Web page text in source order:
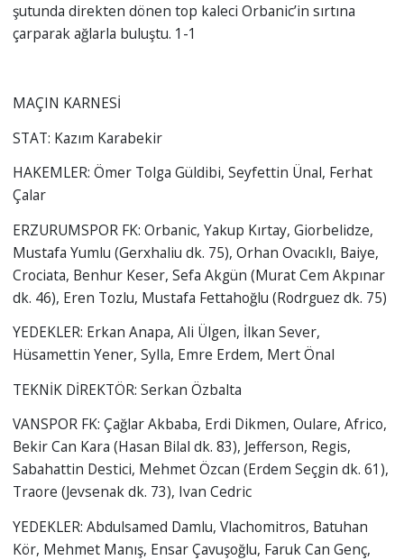
şutunda direkten dönen top kaleci Orbanic’in sırtına
çarparak ağlarla buluştu. 1-1
MAÇIN KARNESİ
STAT: Kazım Karabekir
HAKEMLER: Ömer Tolga Güldibi, Seyfettin Ünal, Ferhat
Çalar
ERZURUMSPOR FK: Orbanic, Yakup Kırtay, Giorbelidze,
Mustafa Yumlu (Gerxhaliu dk. 75), Orhan Ovacıklı, Baiye,
Crociata, Benhur Keser, Sefa Akgün (Murat Cem Akpınar
dk. 46), Eren Tozlu, Mustafa Fettahoğlu (Rodrguez dk. 75)
YEDEKLER: Erkan Anapa, Ali Ülgen, İlkan Sever,
Hüsamettin Yener, Sylla, Emre Erdem, Mert Önal
TEKNİK DİREKTÖR: Serkan Özbalta
VANSPOR FK: Çağlar Akbaba, Erdi Dikmen, Oulare, Africo,
Bekir Can Kara (Hasan Bilal dk. 83), Jefferson, Regis,
Sabahattin Destici, Mehmet Özcan (Erdem Seçgin dk. 61),
Traore (Jevsenak dk. 73), Ivan Cedric
YEDEKLER: Abdulsamed Damlu, Vlachomitros, Batuhan
Kör, Mehmet Manış, Ensar Çavuşoğlu, Faruk Can Genç,